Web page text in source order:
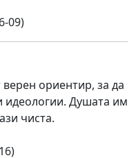
09)
ориентир, за да
идеологии. Душата им
чиста.